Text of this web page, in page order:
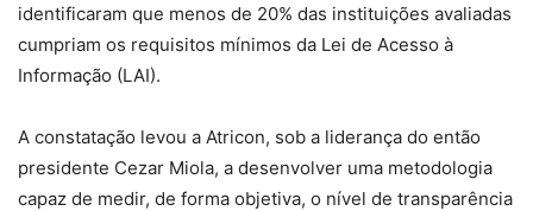
identificaram que menos de 20% das instituições avaliadas
cumpriam os requisitos mínimos da Lei de Acesso à
Informação (LAI).
A constatação levou a Atricon, sob a liderança do então
presidente Cezar Miola, a desenvolver uma metodologia
capaz de medir, de forma objetiva, o nível de transparência